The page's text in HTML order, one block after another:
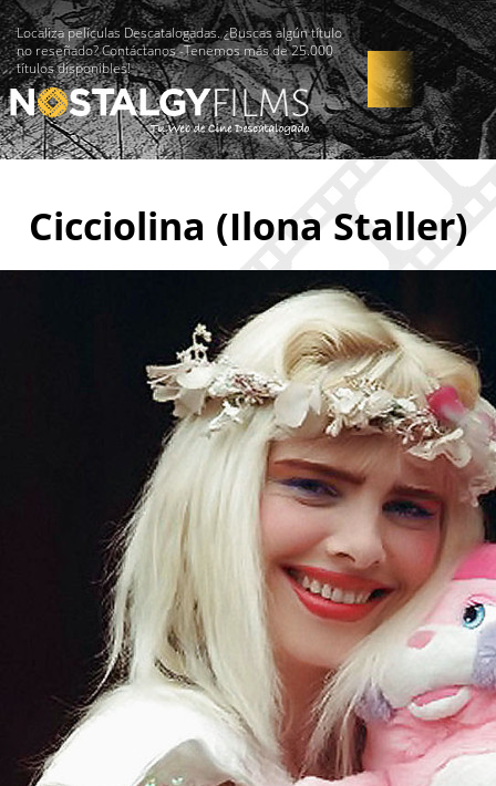
Localiza películas Descatalogadas. ¿Buscas algún título
no reseñado? Contáctanos -Tenemos más de 25.000
títulos disponibles!
Cicciolina (Ilona Staller)